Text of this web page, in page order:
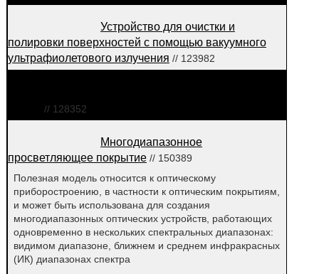
Устройство для очистки и
полировки поверхностей с помощью вакуумного
ультрафиолетового излучения // 123982
// 128352
Многодиапазонное
просветляющее покрытие// 150389
Полезная модель относится к оптическому
приборостроению, в частности к оптическим покрытиям,
и может быть использована для создания
многодиапазонных оптических устройств, работающих
одновременно в нескольких спектральных диапазонах:
видимом диапазоне, ближнем и среднем инфракрасных
(ИК) диапазонах спектра